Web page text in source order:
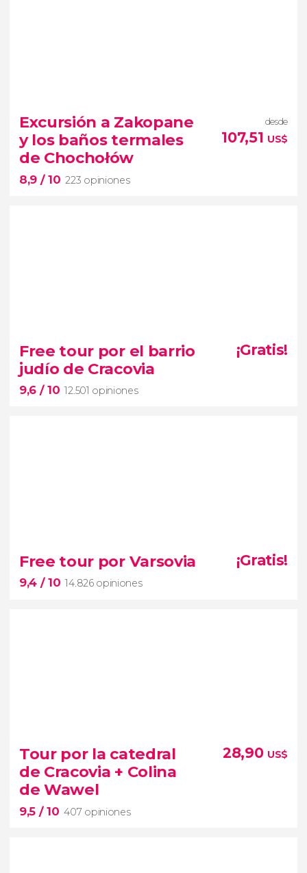
5.124 opiniones
visita guiada por la fábrica de Oskar
Schindler
empresario
que arriesgó su vida para salvar a miles de judíos
Excursión a Zakopane
y los baños termales
de Chochołów
8,9 / 10 223 opiniones
desde
107,51 US$
excursión a Zakopane
montes Tatras
Chochołów
Free tour por el barrio
judío de Cracovia
9,6 / 10 12.501 opiniones
¡Gratis!
12.501 opiniones
Kazimierz
barrio judío de Cracovia
Free tour por Varsovia
9,4 / 10 14.826 opiniones
¡Gratis!
14.826 opiniones
free tour por Varsovia
forma ideal de
comenzar a descubrir la capital de Polonia
Tour por la catedral
de Cracovia + Colina
de Wawel
9,5 / 10 407 opiniones
28,90 US$